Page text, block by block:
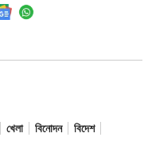
খেলা বিনোদন
বিদেশ